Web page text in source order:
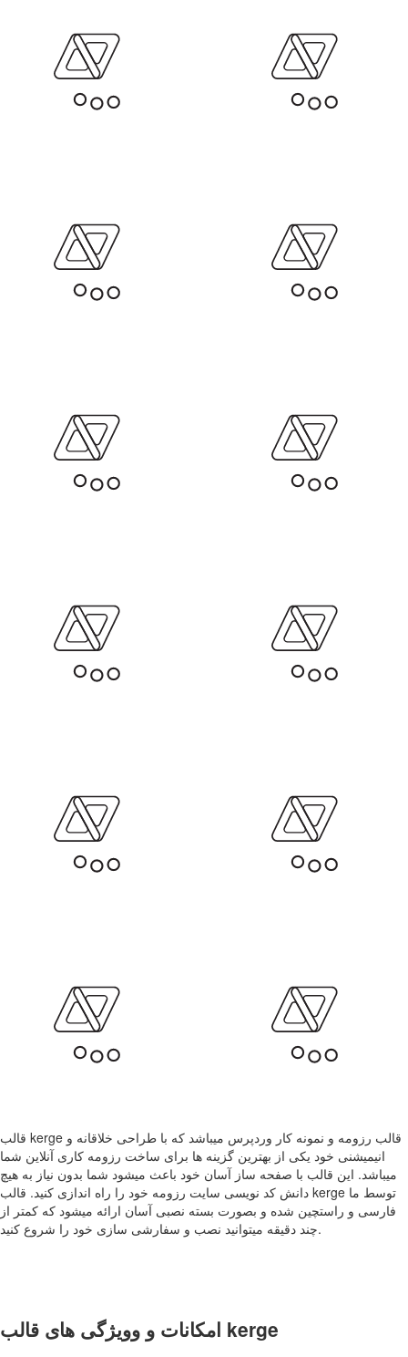
قالب kerge قالب رزومه و نمونه کار وردپرس میباشد که با طراحی خلاقانه و
انیمیشنی خود یکی از بهترین گزینه ها برای ساخت رزومه کاری آنلاین شما
میباشد. این قالب با صفحه ساز آسان خود باعث میشود شما بدون نیاز به هیچ
دانش کد نویسی سایت رزومه خود را راه اندازی کنید. قالب kerge توسط ما
فارسی و راستچین شده و بصورت بسته نصبی آسان ارائه میشود که کمتر از
چند دقیقه میتوانید نصب و سفارشی سازی خود را شروع کنید.
امکانات و وویژگی های قالب kerge